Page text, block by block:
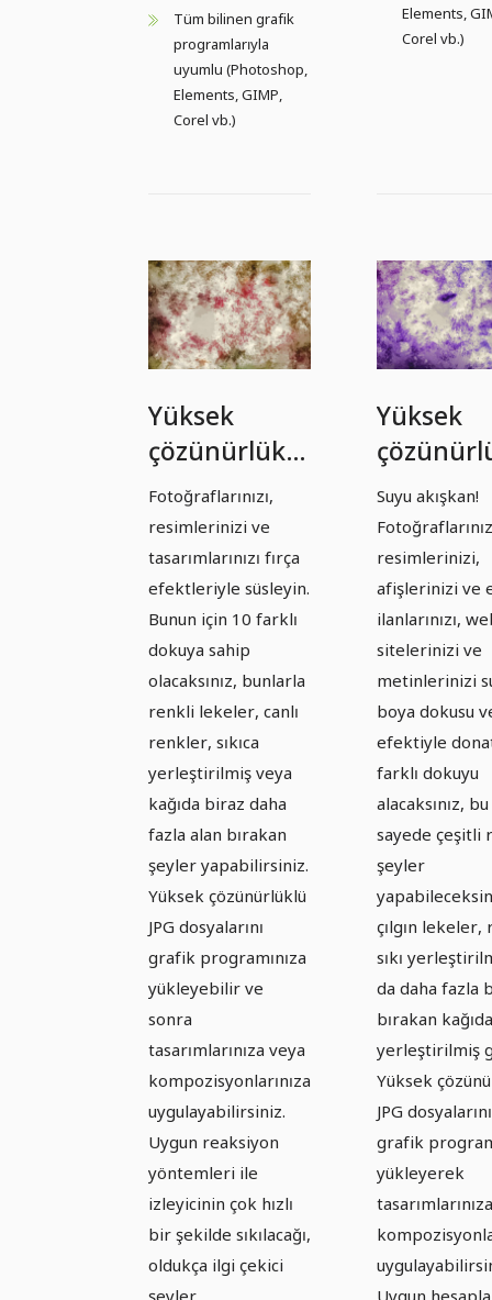
Tüm bilinen grafik
programlarıyla
uyumlu (Photoshop,
Elements, GIMP,
Corel vb.)
Elements,
Corel vb.)
Yüksek
çözünürlüklü
dokular: Sulu
boya - Sürüm
9
Fotoğraflarınızı,
resimlerinizi ve
tasarımlarınızı fırça
efektleriyle süsleyin.
Bunun için 10 farklı
dokuya sahip
olacaksınız, bunlarla
renkli lekeler, canlı
renkler, sıkıca
yerleştirilmiş veya
kağıda biraz daha
fazla alan bırakan
şeyler yapabilirsiniz.
Yüksek çözünürlüklü
JPG dosyalarını
grafik programınıza
yükleyebilir ve
sonra
tasarımlarınıza veya
kompozisyonlarınıza
uygulayabilirsiniz.
Uygun reaksiyon
yöntemleri ile
izleyicinin çok hızlı
bir şekilde sıkılacağı,
oldukça ilgi çekici
şeyler
Yüksek
dokular:
Sürüm
Suyu akışkan!
resimlerinizi,
afişlerinizi ve
ilanlarınızı,
sitelerinizi ve
metinlerinizi
boya dokusu
efektiyle
farklı dokuyu
alacaksınız, bu
sayede çeşitli
şeyler
çılgın lekeler,
sıkı
da daha fazla
bırakan kağıda
yerleştirilmiş
Yüksek
JPG dosyalarını
grafik
yükleyerek
Uygun